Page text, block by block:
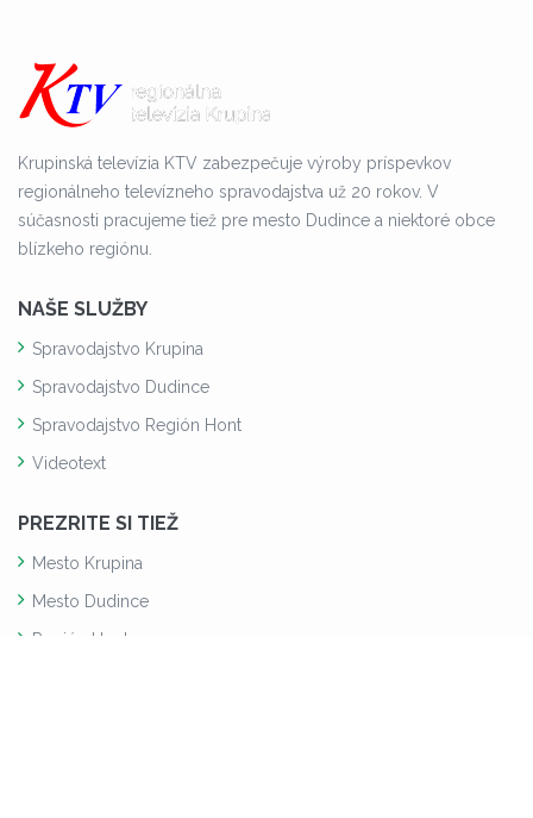
Krupinská televízia KTV zabezpečuje výroby príspevkov
regionálneho televízneho spravodajstva už 20 rokov. V
súčasnosti pracujeme tiež pre mesto Dudince a niektoré obce
blízkeho regiónu.
NAŠE SLUŽBY
Spravodajstvo Krupina
Spravodajstvo Dudince
Spravodajstvo Región Hont
Videotext
PREZRITE SI TIEŽ
Mesto Krupina
Mesto Dudince
Región Hont